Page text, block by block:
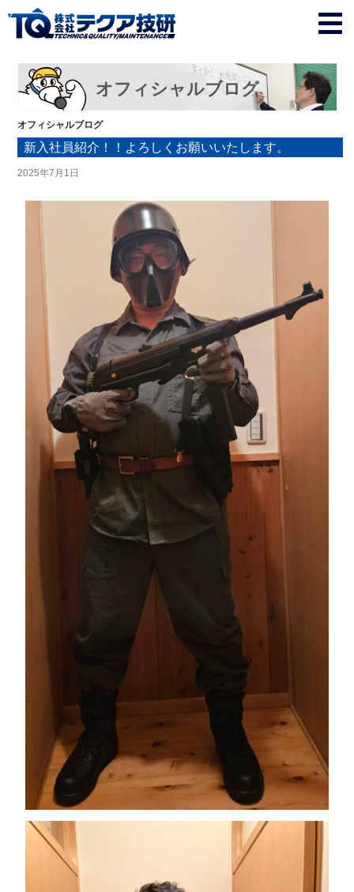
オフィシャルブログ
オフィシャルブログ
新入社員紹介！！よろしくお願いいたします。
2025年7月1日